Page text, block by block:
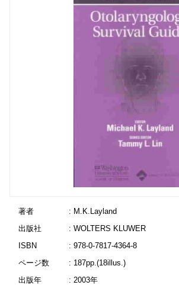
著者
: M.K.Layland
出版社
: WOLTERS KLUWER
ISBN
: 978-0-7817-4364-8
ページ数
: 187pp.(18illus.)
出版年
: 2003年